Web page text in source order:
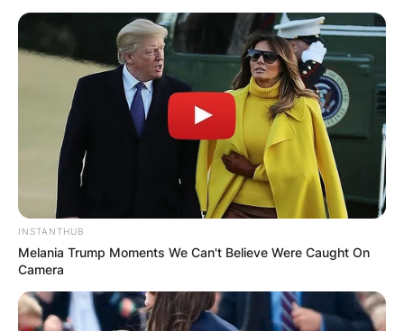
Македонија
НАЈБАРАНИ
СМЕСТУВАЊА
Најбарано на Гладиатор
INSTANTHUB
Melania Trump Moments We Can't Believe Were Caught On
Camera